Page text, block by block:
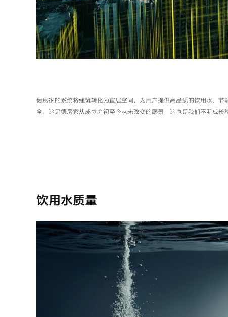
德房家的系统将建筑转化为宜居空间，为用户提供高品质的饮用水、节
全。这是德房家从成立之初至今从未改变的愿景，这也是我们不断成长
饮用水质量